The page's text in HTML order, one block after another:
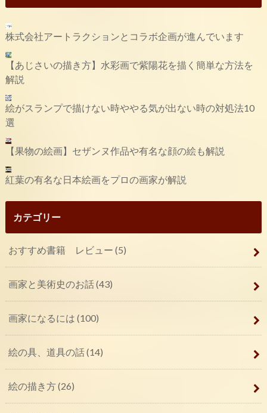
株式会社アートラクションとコラボ企画が進んでいます
【あじさいの描き方】水彩画で紫陽花を描く簡単な方法を
解説
絵がスランプで描けない時ややる気が出ない時の対処法10
選
【果物の絵画】セザンヌ作品や有名な顔の絵も解説
紅葉の有名な日本絵画をプロの画家が解説
カテゴリー
おすすめ書籍 レビュー (5)
画家と美術史のお話(43)
画家になるには (100)
絵の具、道具の話(14)
絵の描き方(26)